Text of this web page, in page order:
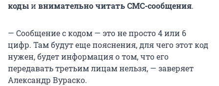
кодыивнимательно читать СМС-сообщения.
— Сообщение с кодом — это не просто 4 или 6
цифр. Там будут еще пояснения, для чего этот код
нужен, будет информация о том, что его
передавать третьим лицам нельзя, — заверяет
Александр Вураско.